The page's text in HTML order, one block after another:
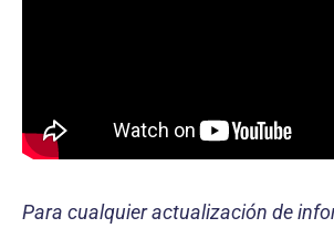
Para cualquier actualización de